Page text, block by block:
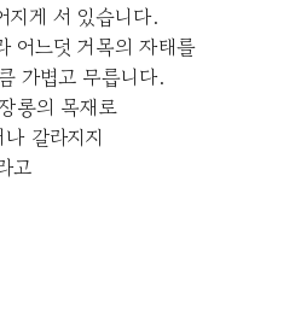
지게 서 있습니다.
어느덧 거목의 자태를
가볍고 무릅니다.
롱의 목재로
갈라지지
고